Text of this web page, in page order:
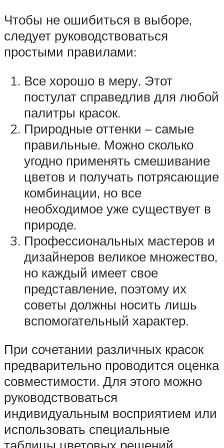
Чтобы не ошибиться в выборе,
следует руководствоваться
простыми правилами:
Все хорошо в меру. Этот
постулат справедлив для любой
палитры красок.
Природные оттенки – самые
правильные. Можно сколько
угодно применять смешивание
цветов и получать потрясающие
комбинации, но все
необходимое уже существует в
природе.
Профессиональных мастеров и
дизайнеров великое множество,
но каждый имеет свое
представление, поэтому их
советы должны носить лишь
вспомогательный характер.
При сочетании различных красок
предварительно проводится оценка
совместимости. Для этого можно
руководствоваться
индивидуальным восприятием или
использовать специальные